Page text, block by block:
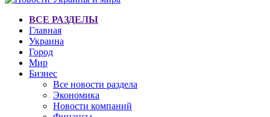
ВСЕ РАЗДЕЛЫ
Главная
Украина
Город
Мир
Бизнес
Все новости раздела
Экономика
Новости компаний